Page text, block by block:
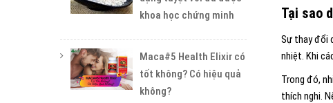
khoa học chứng minh
Maca#5 Health Elixir có
tốt không? Có hiệu quả
không?
Tại sao
Sự thay đổi
nhiệt. Khi
Trong đó,
thích nghi.